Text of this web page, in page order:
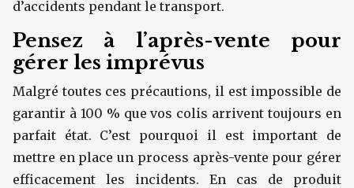
d’accidents pendant le transport.
Pensez à l’après-vente pour
gérer les imprévus
Malgré toutes ces précautions, il est impossible de
garantir à 100 % que vos colis arrivent toujours en
parfait état. C’est pourquoi il est important de
mettre en place un process après-vente pour gérer
efficacement les incidents. En cas de produit